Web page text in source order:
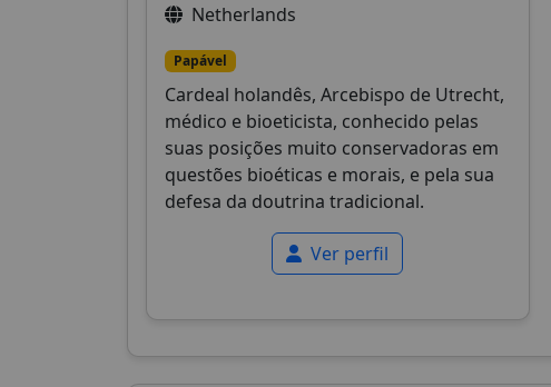
Netherlands
Papável
Cardeal holandês, Arcebispo de Utrecht,
médico e bioeticista, conhecido pelas
suas posições muito conservadoras em
questões bioéticas e morais, e pela sua
defesa da doutrina tradicional.
Ver perfil